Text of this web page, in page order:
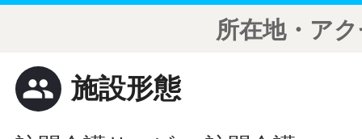
所在地・ア
people 施設形態